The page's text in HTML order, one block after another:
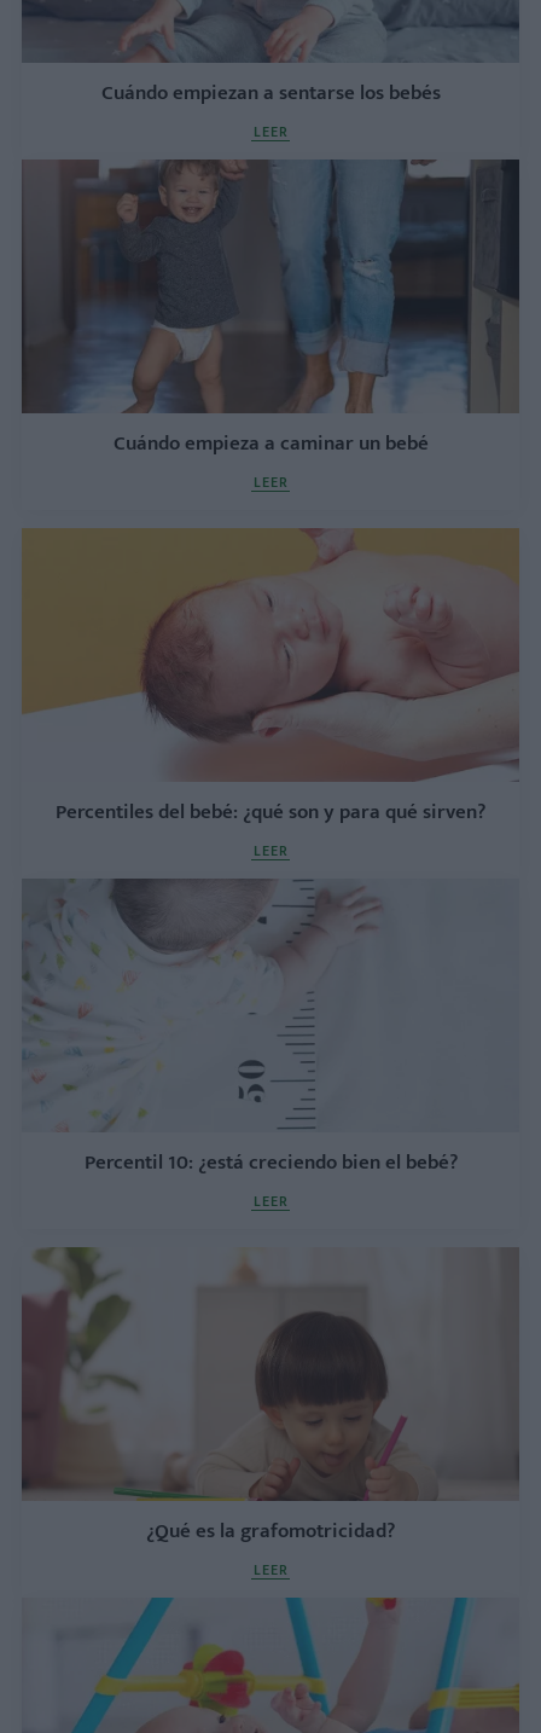
Cuándo empiezan a sentarse los bebés
LEER
Cuándo empieza a caminar un bebé
LEER
Percentiles del bebé: ¿qué son y para qué sirven?
LEER
Percentil 10: ¿está creciendo bien el bebé?
LEER
¿Qué es la grafomotricidad?
LEER